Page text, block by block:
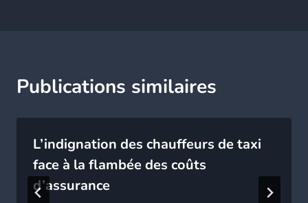
Publications similaires
L’indignation des chauffeurs de taxi
face à la flambée des coûts
d’assurance